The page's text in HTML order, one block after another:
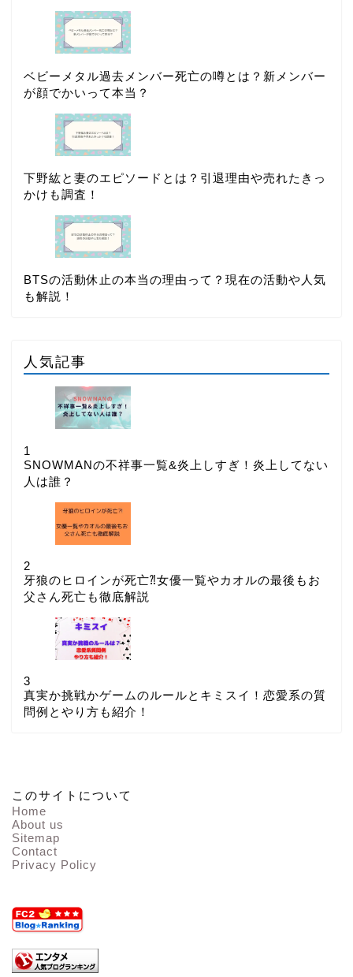
ベビーメタル過去メンバー死亡の噂とは？新メンバー
が顔でかいって本当？
下野紘と妻のエピソードとは？引退理由や売れたきっ
かけも調査！
BTSの活動休止の本当の理由って？現在の活動や人気
も解説！
人気記事
1
SNOWMANの不祥事一覧&炎上しすぎ！炎上してない
人は誰？
2
牙狼のヒロインが死亡⁈女優一覧やカオルの最後もお
父さん死亡も徹底解説
3
真実か挑戦かゲームのルールとキミスイ！恋愛系の質
問例とやり方も紹介！
このサイトについて
Home
About us
Sitemap
Contact
Privacy Policy